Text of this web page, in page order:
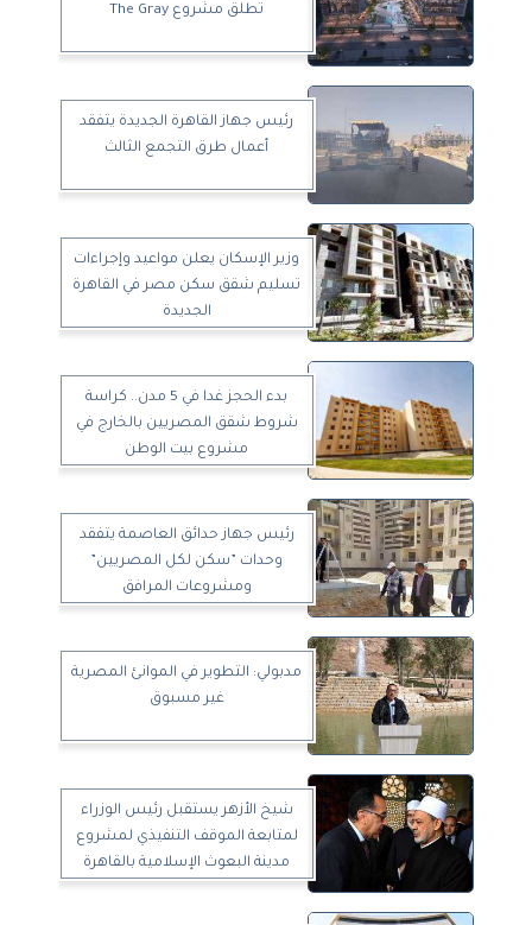
تطلق مشروع The Gray
رئيس جهاز القاهرة الجديدة يتفقد
أعمال طرق التجمع الثالث
وزير الإسكان يعلن مواعيد وإجراءات
تسليم شقق سكن مصر في القاهرة
الجديدة
بدء الحجز غدا في 5 مدن.. كراسة
شروط شقق المصريين بالخارج في
مشروع بيت الوطن
رئيس جهاز حدائق العاصمة يتفقد
وحدات ”سكن لكل المصريين”
ومشروعات المرافق
مدبولي: التطوير في الموانئ المصرية
غير مسبوق
شيخ الأزهر يستقبل رئيس الوزراء
لمتابعة الموقف التنفيذي لمشروع
مدينة البعوث الإسلامية بالقاهرة